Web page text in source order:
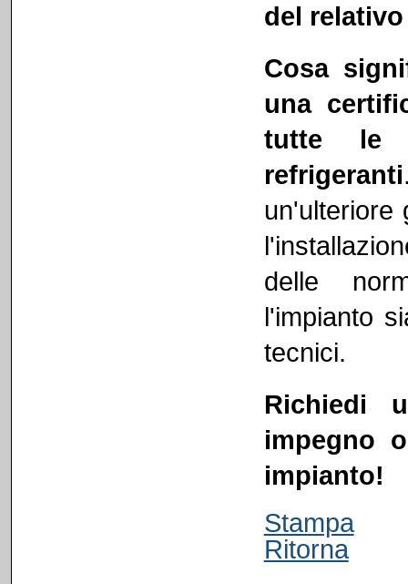
del
Cosa
una
tutte le
refrigeranti
un'ulteriore
delle
l'impianto
tecnici.
Richiedi
impegno
impianto!
Stampa
Ritorna